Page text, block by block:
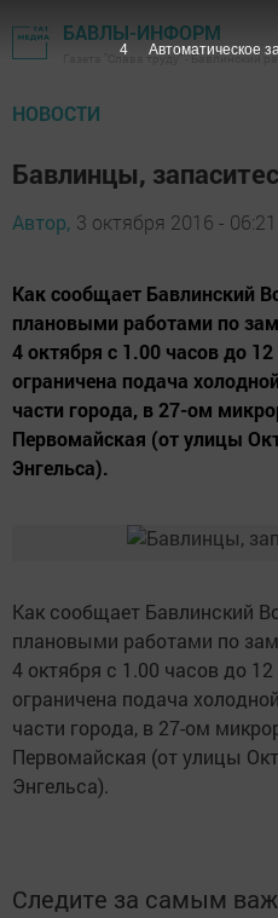
БАВЛЫ-ИНФОРМ
Газета "Слава труду" - Бавлинский
НОВОСТИ
Бавлинцы,
Автор, 3 октября 2016 - 06:21
Как сообщает Бавлинский
плановыми работами по
4 октября с 1.00 часов до
ограничена подача
части города, в 27-ом
Первомайская (от улицы
Энгельса).
Как сообщает Бавлинский
плановыми работами по
4 октября с 1.00 часов до
ограничена подача
части города, в 27-ом
Первомайская (от улицы
Энгельса).
Следите за самым
3 Автоматическое